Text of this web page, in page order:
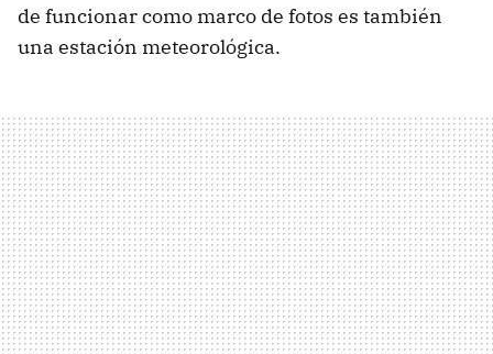
de funcionar como marco de fotos es también
una estación meteorológica.